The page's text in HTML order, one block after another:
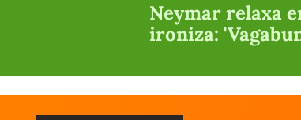
Neymar relaxa
ironiza: